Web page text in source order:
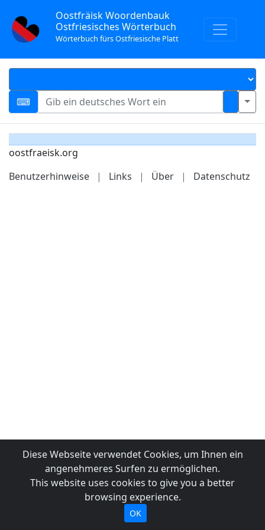
Oostfräisk Woordenbauk
Ostfriesisches Wörterbuch
Wörterbuch fürs Ostfriesische Platt
oostfraeisk.org
Benutzerhinweise
| Links | Über | Datenschutz
Diese Webseite verwendet Cookies, um Ihnen ein
angenehmeres Surfen zu ermöglichen.
This website uses cookies to give you a better
browsing experience.
OK